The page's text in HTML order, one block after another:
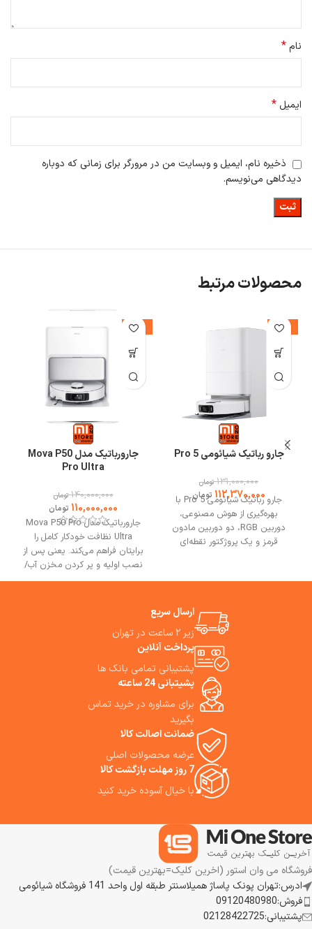
نام*
ایمیل *
ذخیره نام، ایمیل و وبسایت من در مرورگر برای زمانی که دوباره
دیدگاهی می‌نویسم.
محصولات مرتبط
-14%
جارو رباتیک شیائومی 5 Pro
131,000,000 تومان
112,370,000 تومان
جارو رباتیک شیائومی 5 Pro با
بهره‌گیری از هوش مصنوعی،
دوربین RGB، دو دوربین مادون
قرمز و یک پروژکتور نقطه‌ای
پایه خودتمیزشونده دارد. بهترین
استور.
-21%
جارورباتیک مدل Mova P50
Pro Ultra
140,000,000 تومان
110,000,000 تومان
جارورباتیک مدل Mova P50 Pro
Ultra نظافت خودکار کامل را
برایتان فراهم می‌کند. یعنی پس از
نصب اولیه و پر کردن مخزن آب/
پاک‌کننده، شما می‌توانید هفته‌ها
Ultra گزینهٔ قدرتمندی است این
دستگاه نه فقط گرد و غبار و زباله‌ها
را جارو می‌کند، بلکه تی می‌کشد،
پد تی را شست‌وشو و خشک می‌کند
از طریق اپ و دستیار صوتی تلاش
صفر برساند. اگر به دنبال نظافتی
بدون دردسر، پیوسته و کارآمد
هستید، این مدل می‌تواند «تکمیل
ارسال سریع
زیر ۲ ساعت در تهران
پرداخت آنلاین
پشتیبانی تمامی بانک ها
پشیتبانی 24 ساعته
برای مشاوره در خرید تماس
بگیرید
ضمانت اصالت کالا
عرضه محصولات اصلی
7 روز مهلت بازگشت کالا
با خیال آسوده خرید کنید
فروشگاه می وان استور (اخرین کلیک=بهترین قیمت)
ادرس:تهران پونک پاساژ همیلاسنتر طبقه اول واحد 141 فروشگاه شیائومی
فروش:09120480980
پشتیبانی:02128422725